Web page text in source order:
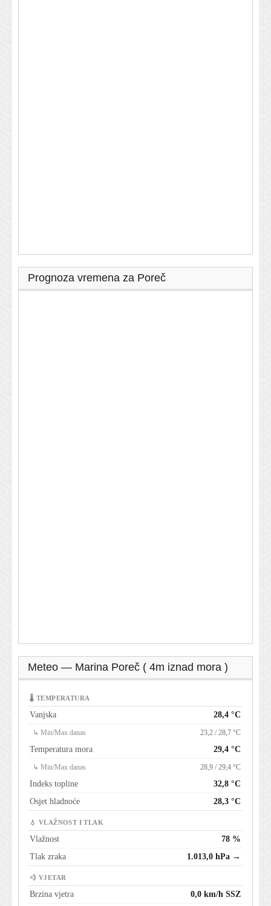
Prognoza vremena za Poreč
Meteo — Marina Poreč ( 4m iznad mora )
🌡 TEMPERATURA
Vanjska 28,4 °C
↳ Min/Max danas 23,2 / 28,7 °C
Temperatura mora 29,4 °C
↳ Min/Max danas 28,9 / 29,4 °C
Indeks topline
32,8 °C
Osjet hladnoće
28,3 °C
💧 VLAŽNOST I TLAK
Vlažnost
78 %
Tlak zraka
1.013,0 hPa →
💨 VJETAR
Brzina vjetra
0,0 km/h SSZ